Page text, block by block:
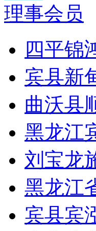
理事会员
四平锦
宾县新
曲沃县
黑龙江
刘宝龙
黑龙江
宾县宾